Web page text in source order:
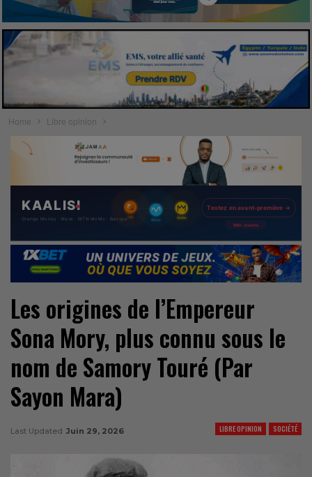
Home Libre opinion
Les origines de l’Empereur
Sona Mory, plus connu sous le
nom de Samory Touré (Par
Sayon Mara)
LIBRE OPINION SOCIÉTÉ
Last Updated Juin 29, 2026